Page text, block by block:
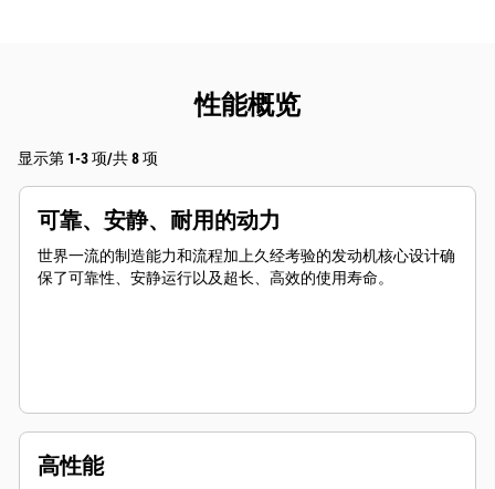
性能概览
显示第 1-3 项/共 8 项
可靠、安静、耐用的动力
世界一流的制造能力和流程加上久经考验的发动机核心设计确
保了可靠性、安静运行以及超长、高效的使用寿命。
高性能